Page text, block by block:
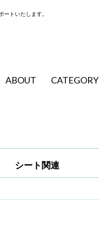
トいたします。
ABOUT CATEGORY
シート関連